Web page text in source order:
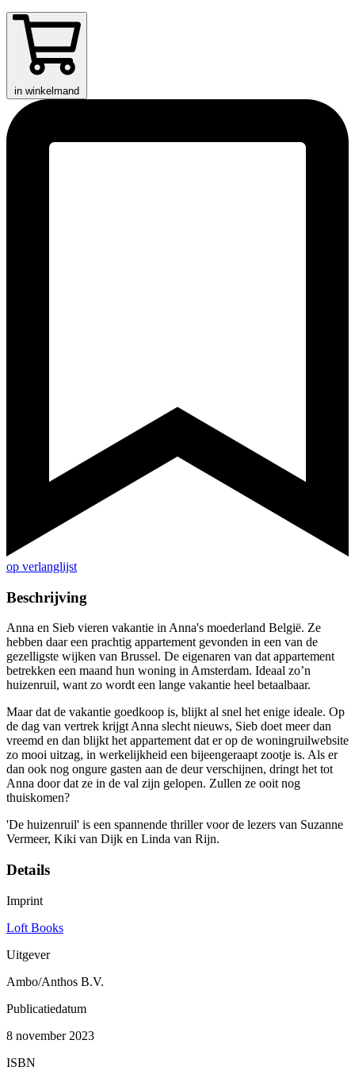
in winkelmand
op verlanglijst
Beschrijving
Anna en Sieb vieren vakantie in Anna's moederland België. Ze
hebben daar een prachtig appartement gevonden in een van de
gezelligste wijken van Brussel. De eigenaren van dat appartement
betrekken een maand hun woning in Amsterdam. Ideaal zo’n
huizenruil, want zo wordt een lange vakantie heel betaalbaar.
Maar dat de vakantie goedkoop is, blijkt al snel het enige ideale. Op
de dag van vertrek krijgt Anna slecht nieuws, Sieb doet meer dan
vreemd en dan blijkt het appartement dat er op de woningruilwebsite
zo mooi uitzag, in werkelijkheid een bijeengeraapt zootje is. Als er
dan ook nog ongure gasten aan de deur verschijnen, dringt het tot
Anna door dat ze in de val zijn gelopen. Zullen ze ooit nog
thuiskomen?
'De huizenruil' is een spannende thriller voor de lezers van Suzanne
Vermeer, Kiki van Dijk en Linda van Rijn.
Details
Imprint
Loft Books
Uitgever
Ambo/Anthos B.V.
Publicatiedatum
8 november 2023
ISBN